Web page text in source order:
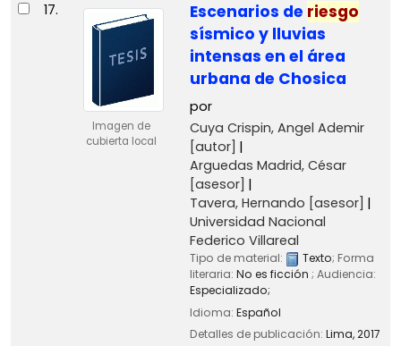
17.
Imagen de
cubierta local
Escenarios de riesgo
sísmico y lluvias
intensas en el área
urbana de Chosica
por
Cuya Crispin, Angel Ademir
[autor]
Arguedas Madrid, César
[asesor]
Tavera, Hernando [asesor]
Universidad Nacional
Federico Villareal
Tipo de material: Texto; Forma
literaria: No es ficción ; Audiencia:
Especializado;
Idioma: Español
Detalles de publicación: Lima,2017